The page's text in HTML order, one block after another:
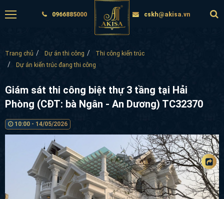
0966885000 cskh@akisa.vn
Trang chủ Dự án thi công
Thi công kiến trúc
Dự án kiến trúc đang thi công
Giám sát thi công biệt thự 3 tầng tại Hải
Phòng (CĐT: bà Ngân - An Dương) TC32370
10:00 - 14/05/2026